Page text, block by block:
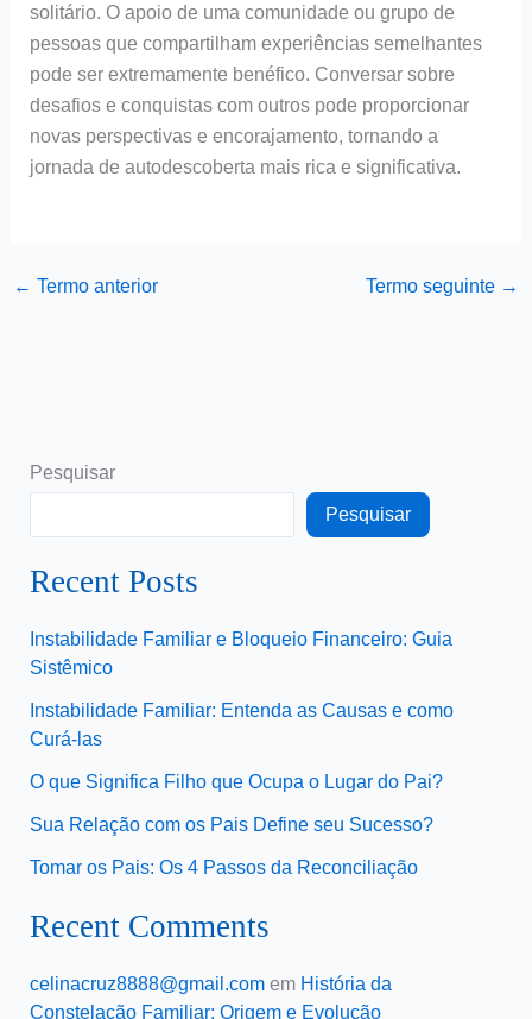
solitário. O apoio de uma comunidade ou grupo de
pessoas que compartilham experiências semelhantes
pode ser extremamente benéfico. Conversar sobre
desafios e conquistas com outros pode proporcionar
novas perspectivas e encorajamento, tornando a
jornada de autodescoberta mais rica e significativa.
← Termo anterior Termo seguinte →
Pesquisar
Pesquisar
Recent Posts
Instabilidade Familiar e Bloqueio Financeiro: Guia
Sistêmico
Instabilidade Familiar: Entenda as Causas e como
Curá-las
O que Significa Filho que Ocupa o Lugar do Pai?
Sua Relação com os Pais Define seu Sucesso?
Tomar os Pais: Os 4 Passos da Reconciliação
Recent Comments
celinacruz8888@gmail.comem História da
Constelação Familiar: Origem e Evolução